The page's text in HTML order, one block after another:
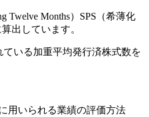
Twelve Months）SPS（希薄化
出しています。
ている加重平均発行済株式数を
用いられる業績の評価方法